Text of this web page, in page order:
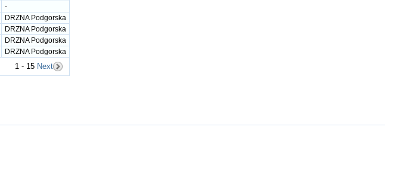
-
DRZNA Podgorska
DRZNA Podgorska
DRZNA Podgorska
DRZNA Podgorska
1 - 15 Next